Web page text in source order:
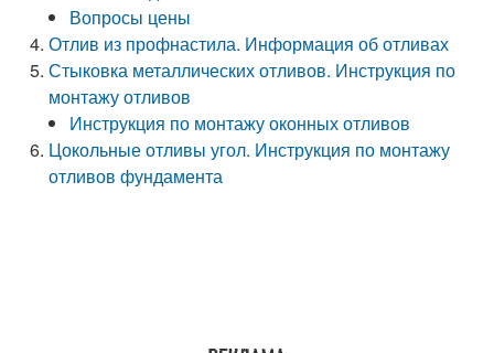
Вопросы цены
Отлив из профнастила. Информация об отливах
Стыковка металлических отливов. Инструкция по
монтажу отливов
Инструкция по монтажу оконных отливов
Цокольные отливы угол. Инструкция по монтажу
отливов фундамента